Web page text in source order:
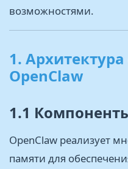
возможностями.
1.
OpenClaw
1.1
OpenClaw реализует
памяти для